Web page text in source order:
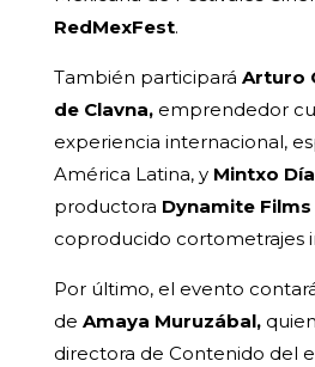
RedMexFest.
También participará Arturo
de Clavna,emprendedor
experiencia internacional,
América Latina, y Mintxo
productora Dynamite Films
coproducido cortometrajes
Por último, el evento
de Amaya Muruzábal,
directora de Contenido del